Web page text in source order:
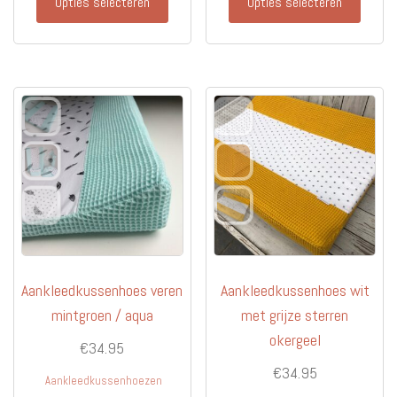
Deze
optie
worden
op
productpagina
Deze
optie
kan
op
de
Aankleedkussenhoes veren
mintgroen / aqua
€34.95
Aankleedkussenhoezen
Aankleedkussenhoes wit
met grijze sterren
okergeel
€34.95